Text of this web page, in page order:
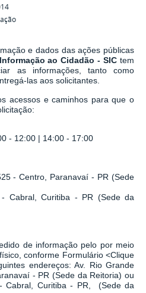
e dados das ações públicas
ao Cidadão - SICtem
as informações, tanto como
las aos solicitantes.
acessos e caminhos para que o
- 12:00 | 14:00 - 17:00
- Centro, Paranavaí - PR (Sede
Cabral, Curitiba - PR (Sede da
de informação pelo por meio
conforme Formulário <Clique
endereços: Av. Rio Grande
- PR (Sede da Reitoria) ou
Cabral, Curitiba - PR,
(Sede da